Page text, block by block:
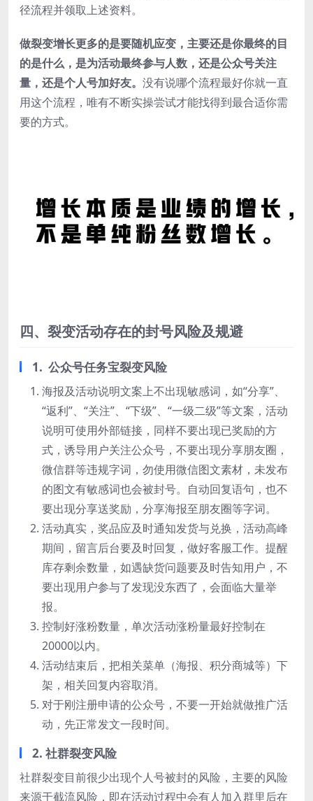
径流程并领取上述资料。
做裂变增长更多的是要随机应变，主要还是你最终的目
的是什么，是为活动最终参与人数，还是公众号关注
量，还是个人号加好友。 没有说哪个流程最好你就一直
用这个流程，唯有不断实操尝试才能找得到最合适你需
要的方式。
四、裂变活动存在的封号风险及规避
1. 公众号任务宝裂变风险
海报及活动说明文案上不出现敏感词，如“分享”、
“返利”、“关注”、“下级”、“一级二级”等文案，活动
说明可使用外部链接，同样不要出现已奖励的方
式，诱导用户关注公众号，不要出现分享朋友圈，
微信群等违规字词，勿使用微信图文素材，未发布
的图文有敏感词也会被封号。自动回复语句，也不
要出现分享送奖励，分享海报至朋友圈等字词。
活动真实，奖品应及时通知发货与兑换，活动高峰
期间，留言后台要及时回复，做好客服工作。提醒
库存剩余数量，如遇缺货问题要及时告知用户，不
要出现用户参与了发现没东西了，会面临大量举
报。
控制好涨粉数量，单次活动涨粉量最好控制在
20000以内。
活动结束后，把相关菜单（海报、积分商城等）下
架，相关回复内容取消。
对于刚注册申请的公众号，不要一开始就做推广活
动，先正常发文一段时间。
2. 社群裂变风险
社群裂变目前很少出现个人号被封的风险，主要的风险
来源于截流风险，即在活动过程中会有人加入群里后在